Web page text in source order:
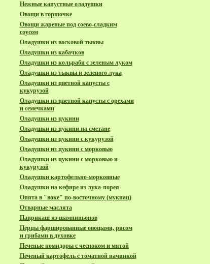
Нежные капустные оладушки
Овощи в горшочке
Овощи жареные под соево-сладким
соусом
Оладушки из восковой тыквы
Оладушки из кабачков
Оладушки из кольраби с зеленым луком
Оладушки из тыквы и зеленого лука
Оладушки из цветной капусты с
кукурузой
Оладушки из цветной капусты с орехами
и семечками
Оладушки из цукини
Оладушки из цукини на сметане
Оладушки из цукини с кукурузой
Оладушки из цукини с морковью
Оладушки из цукини с морковью и
кукурузой
Оладушки картофельно-морковные
Оладушки на кефире из лука-порея
Опята в "воке" по-восточному (мукпац)
Отварные маслята
Паприкаш из шампиньонов
Перцы фаршированные овощами, рисом
и грибами в духовке
Печеные помидоры с чесноком и мятой
Печеный картофель с томатной начинкой